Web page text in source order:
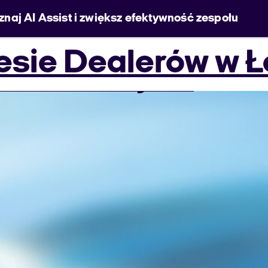
jesteśmy Welyo baza wiedzy pomoc
się na
center?
infolinię,
dla firmy?
Dealerów w
AI Assist i zwiększ efektywność zespołu